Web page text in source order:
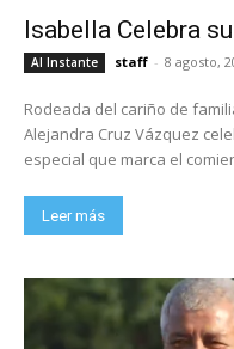
Isabella Celebra
Al Instante staff - 8 agosto,
Rodeada del cariño de
Alejandra Cruz Vázquez
especial que marca el
Leer más